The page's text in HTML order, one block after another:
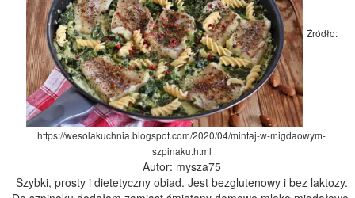
Źródło:
https://wesolakuchnia.blogspot.com/2020/04/mintaj-w-migdaowym-
szpinaku.html
Autor: mysza75
Szybki, prosty i dietetyczny obiad. Jest bezglutenowy i bez laktozy.